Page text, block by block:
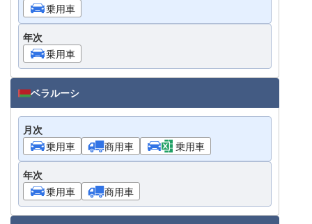
乗用車
年次
乗用車
ベラルーシ
月次
乗用車
商用車 乗用車
年次
乗用車
商用車